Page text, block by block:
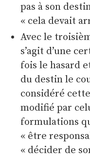
pas à son
« cela devait
Avec le
s’agit d’une
fois le hasard
du destin le
considéré
modifié par
formulations
« être
« décider de